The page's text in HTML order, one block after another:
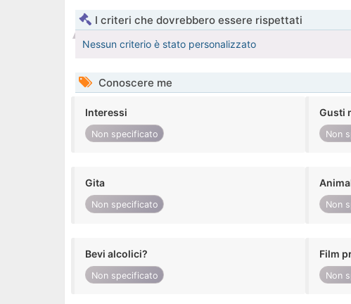
I criteri che dovrebbero essere rispettati
Nessun criterio è stato personalizzato
Conoscere me
Interessi
Non specificato
Gusti
Non
Gita
Non specificato Non
Bevi alcolici?
Non specificato
Film
Non